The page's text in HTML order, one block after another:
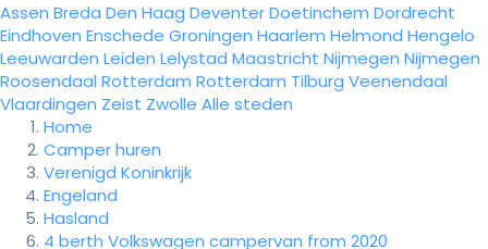
Assen Breda Den Haag DeventerDoetinchem Dordrecht
Eindhoven Enschede Groningen Haarlem Helmond Hengelo
Leeuwarden Leiden Lelystad Maastricht Nijmegen Nijmegen
Roosendaal Rotterdam Rotterdam Tilburg Veenendaal
Vlaardingen Zeist Zwolle Alle steden
Home
Camper huren
Verenigd Koninkrijk
Engeland
Hasland
4 berth Volkswagen campervan from 2020